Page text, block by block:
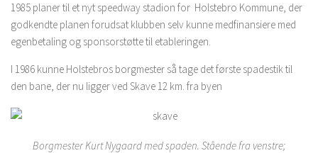
1985 planer til et nyt speedway stadion for Holstebro Kommune, der
godkendte planen forudsat klubben selv kunne medfinansiere med
egenbetaling og sponsorstøtte til etableringen.
I 1986 kunne Holstebros borgmester så tage det første spadestik til
den bane, der nu ligger ved Skave 12 km. fra byen
Borgmester Kurt Nygaard med spaden. Stående fra venstre;